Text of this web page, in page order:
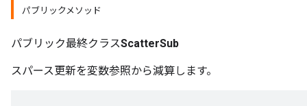
パブリックメソッド
パブリック最終クラスScatterSub
スパース更新を変数参照から減算します。